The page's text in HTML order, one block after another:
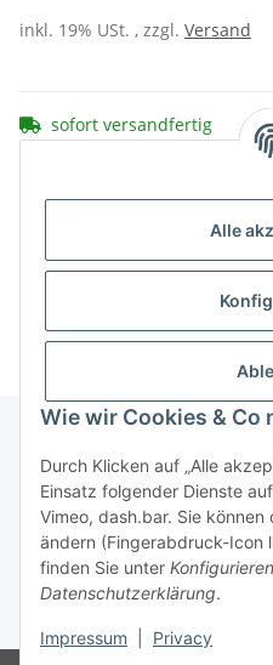
Alle
Wie wir Cookies & Co
Durch Klicken auf „Alle
Einsatz folgender Dienste
Vimeo, dash.bar. Sie
ändern (Fingerabdruck-Icon
finden Sie unter Konfigurieren
Datenschutzerklärung.
Impressum Privacy
inkl. 19% USt. , zzgl. Versand
sofort versandfertig
Dieser Artikel hat
Informationen
Gesetzliche Informationen